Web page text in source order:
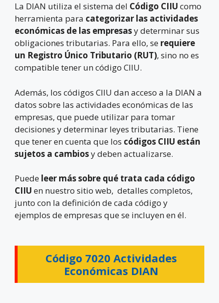
La DIAN utiliza el sistema del Código CIIU como
herramienta para categorizar las actividades
económicas de las empresasy determinar sus
obligaciones tributarias. Para ello, se requiere
un Registro Único Tributario (RUT), sino no es
compatible tener un código CIIU.
Además, los códigos CIIU dan acceso a la DIAN a
datos sobre las actividades económicas de las
empresas, que puede utilizar para tomar
decisiones y determinar leyes tributarias. Tiene
que tener en cuenta que los códigos CIIU están
sujetos a cambiosy deben actualizarse.
Puede leer más sobre qué trata cada código
CIIU en nuestro sitio web, detalles completos,
junto con la definición de cada código y
ejemplos de empresas que se incluyen en él.
Código 7020 Actividades
Económicas DIAN